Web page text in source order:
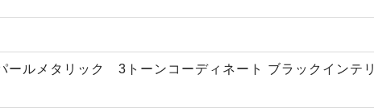
ールメタリック 3トーンコーディネート ブラックインテリ